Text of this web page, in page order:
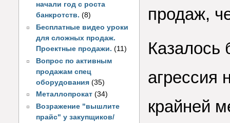
начали год с роста
банкротств. (8)
Бесплатные видео уроки
для сложных продаж.
Проектные продажи. (11)
Вопрос по активным
продажам спец
оборудования (35)
Металлопрокат (34)
Возражение "вышлите
прайс" у закупщиков/
продаж,
Казалось
агрессия
крайней